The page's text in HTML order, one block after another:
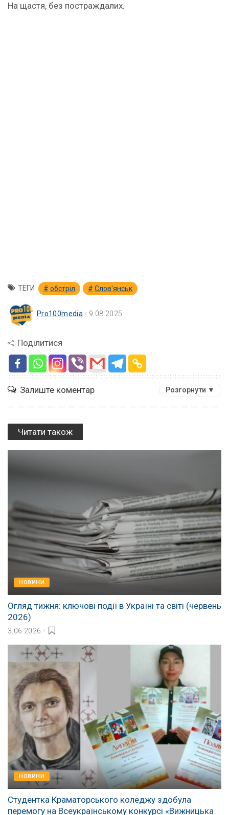
На щастя, без постраждалих.
ТЕГИ обстріл Слов'янськ
Pro100media 9.08.2025
Поділитися
Залиште коментар Розгорнути ▼
Читати також
НОВИНИ
Огляд тижня: ключові події в Україні та світі (червень
2026)
3.06.2026
НОВИНИ
Студентка Краматорського коледжу здобула
перемогу на Всеукраїнському конкурсі «Вижницька